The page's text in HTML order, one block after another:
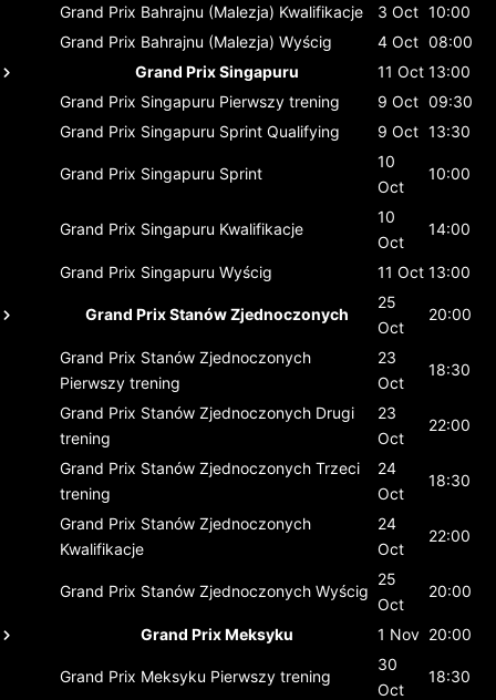
Grand Prix Bahrajnu (Malezja) Kwalifikacje 3 Oct 10:00
Grand Prix Bahrajnu (Malezja) Wyścig 4 Oct 08:00
Grand Prix Singapuru
11 Oct 13:00
Grand Prix Singapuru Pierwszy trening 9 Oct 09:30
Grand Prix Singapuru Sprint Qualifying 9 Oct 13:30
Grand Prix Singapuru Sprint
10
Oct
10:00
Grand Prix Singapuru Kwalifikacje
10
Oct
14:00
Grand Prix Singapuru Wyścig 11 Oct 13:00
Grand Prix Stanów Zjednoczonych
25
Oct
20:00
Grand Prix Stanów Zjednoczonych
Pierwszy trening
23
Oct
18:30
Grand Prix Stanów Zjednoczonych Drugi
trening
23
Oct
22:00
Grand Prix Stanów Zjednoczonych Trzeci
trening
24
Oct
18:30
Grand Prix Stanów Zjednoczonych
Kwalifikacje
24
Oct
22:00
Grand Prix Stanów Zjednoczonych Wyścig
25
Oct
20:00
Grand Prix Meksyku 1 Nov 20:00
Grand Prix Meksyku Pierwszy trening
30
Oct
18:30